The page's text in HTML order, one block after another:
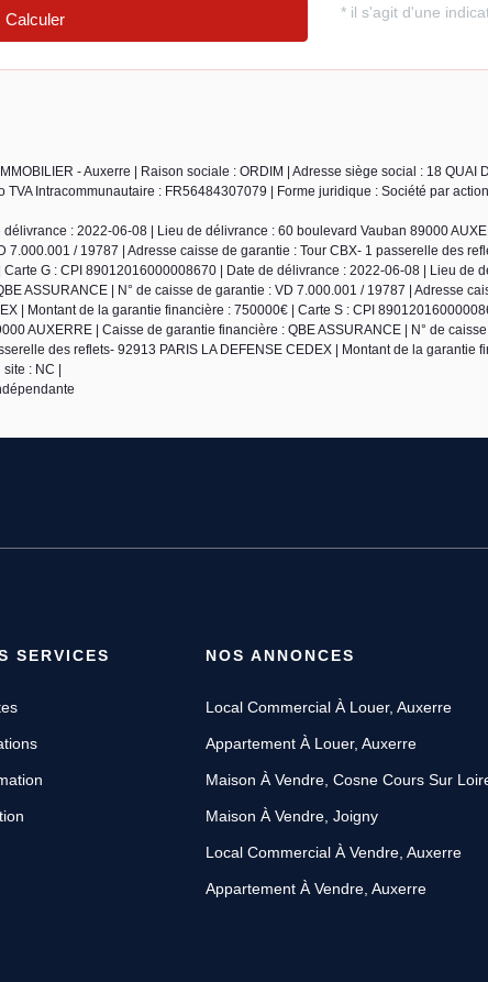
- Auxerre | Raison sociale : ORDIM | Adresse siège social : 18 QUAI
Intracommunautaire : FR56484307079 | Forme juridique : Société par
: 2022-06-08 | Lieu de délivrance : 60 boulevard Vauban 89000
7.000.001 / 19787 | Adresse caisse de garantie : Tour CBX- 1 passerelle des
G : CPI 89012016000008670 | Date de délivrance : 2022-06-08 | Lieu de
ASSURANCE | N° de caisse de garantie : VD 7.000.001 / 19787 | Adresse
| Montant de la garantie financière : 750000€ | Carte S : CPI
AUXERRE | Caisse de garantie financière : QBE ASSURANCE | N° de
des reflets- 92913 PARIS LA DEFENSE CEDEX | Montant de la garantie
: NC |
SERVICES NOS ANNONCES
Local Commercial À Louer, Auxerre
Appartement À Louer, Auxerre
Maison À Vendre, Cosne Cours Sur
Maison À Vendre, Joigny
Local Commercial À Vendre, Auxerre
Appartement À Vendre, Auxerre